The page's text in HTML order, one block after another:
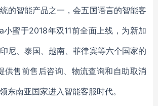
的智能产品之一，会五国语言的智能客
小蜜于2018年双11前全面上线，为新加
尼、泰国、越南、菲律宾等六个国家的
供售前售后咨询、物流查询和自助取消
东南亚国家进入智能客服时代。